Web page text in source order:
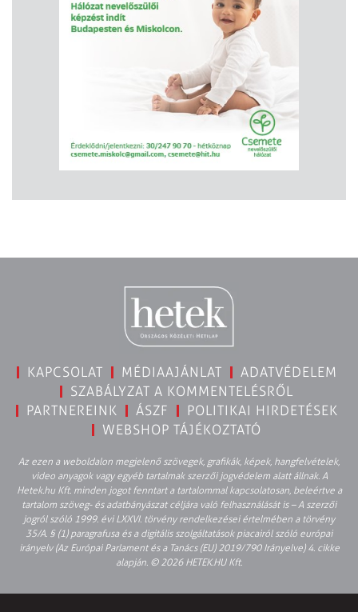
KAPCSOLAT MÉDIAAJÁNLAT
ADATVÉDELEM
SZABÁLYZAT A KOMMENTELÉSRŐL
PARTNEREINK
ÁSZF
POLITIKAI HIRDETÉSEK
WEBSHOP TÁJÉKOZTATÓ
Az ezen a weboldalon megjelenő szövegek, grafikák, képek, hangfelvételek,
video anyagok vagy egyéb tartalmak szerzői jogvédelem alatt állnak. A
Hetek.hu Kft. minden jogot fenntart a tartalommal kapcsolatosan, beleértve a
tartalom szöveg- és adatbányászat céljára való felhasználását is – A szerzői
jogról szóló 1999. évi LXXVI. törvény rendelkezései értelmében a törvény
35/A. § (1) paragrafusa és a digitális szolgáltatások piacairól szóló európai
irányelv (Az Európai Parlament és a Tanács (EU) 2019/790 Irányelve) 4. cikke
alapján. © 2026 HETEK.HU Kft.